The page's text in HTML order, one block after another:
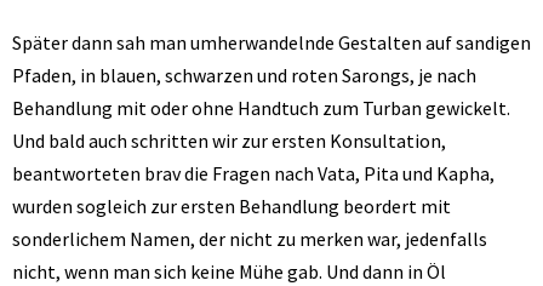
Später dann sah man umherwandelnde Gestalten auf sandigen
Pfaden, in blauen, schwarzen und roten Sarongs, je nach
Behandlung mit oder ohne Handtuch zum Turban gewickelt.
Und bald auch schritten wir zur ersten Konsultation,
beantworteten brav die Fragen nach Vata, Pita und Kapha,
wurden sogleich zur ersten Behandlung beordert mit
sonderlichem Namen, der nicht zu merken war, jedenfalls
nicht, wenn man sich keine Mühe gab. Und dann in Öl